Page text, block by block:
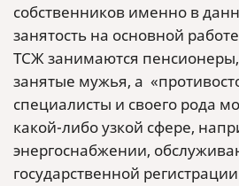
собственников именно в
занятость на основной
ТСЖ занимаются
занятые мужья, а
специалисты и своего рода
какой-либо узкой сфере,
энергоснабжении,
государственной